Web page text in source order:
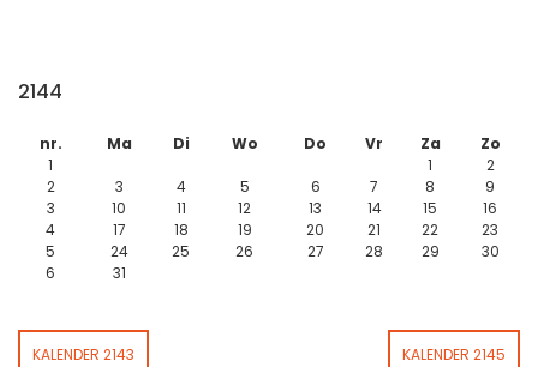
2144
nr. Ma Di Wo Do Vr Za
Zo
1
1
2
2
3 4 5 6 7 8
9
3
10 11 12 13 14 15
16
4
17 18 19 20 21 22
23
5
24 25 26 27 28 29
30
6
31
KALENDER 2143 KALENDER 2145